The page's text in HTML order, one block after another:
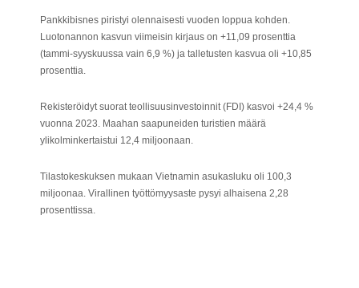
Pankkibisnes piristyi olennaisesti vuoden loppua kohden.
Luotonannon kasvun viimeisin kirjaus on +11,09 prosenttia
(tammi-syyskuussa vain 6,9 %) ja talletusten kasvua oli +10,85
prosenttia.
Rekisteröidyt suorat teollisuusinvestoinnit (FDI) kasvoi +24,4 %
vuonna 2023. Maahan saapuneiden turistien määrä
ylikolminkertaistui 12,4 miljoonaan.
Tilastokeskuksen mukaan Vietnamin asukasluku oli 100,3
miljoonaa. Virallinen työttömyysaste pysyi alhaisena 2,28
prosenttissa.